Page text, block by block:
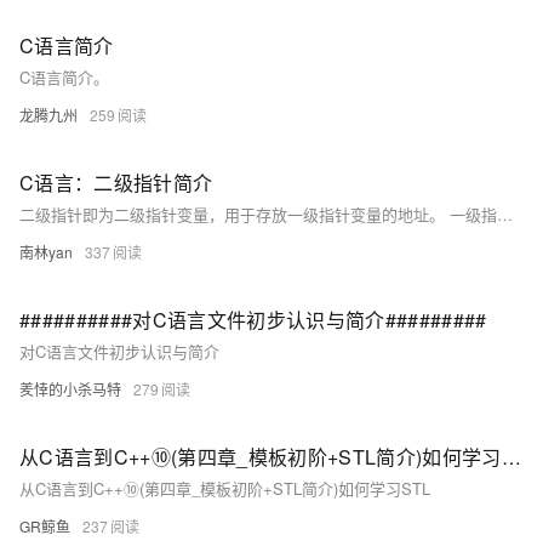
C语言简介
C语言简介。
龙腾九州 259
C语言：二级指针简介
二级指针即为二级指针变量，用于存放一级指针变量的地址。 一级指针变量是用来存放普通变量的地址（地址其实就是一些数字），一级指针变量也是一个变量，存放普通变量地址的同时自身也是有地址的。那么一级指针变量的地址就需要二级指针变量来存放。
南林yan 337
##########对C语言文件初步认识与简介#########
对C语言文件初步认识与简介
羑悻的小杀马特 279
从C语言到C++⑩(第四章_模板初阶+STL简介)如何学习STL（下）
从C语言到C++⑩(第四章_模板初阶+STL简介)如何学习STL
GR鲸鱼 237